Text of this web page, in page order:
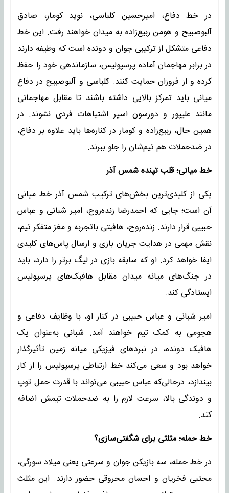
در خط دفاع، امیرحسین کلباسی، نوید کومار، صادق
آلبوصبیح و هومن ربیع‌زاده به میدان خواهند رفت. این خط
دفاعی متشکل از ترکیبی جوان و دونده است که وظیفه دارند
در برابر مهاجمان آماده پرسپولیس، سازماندهی خود را حفظ
کرده و از فروزان حمایت کنند. کلباسی و آلبوصبیح در دفاع
میانی باید تمرکز بالایی داشته باشند تا مقابل مهاجمانی
مانند علیپور و دورسون اسیر اشتباهات فردی نشوند. در
همین حال، ربیع‌زاده و کومار در کناره‌ها باید علاوه بر دفاع،
در ضدحملات هم تیم‌شان را جلو ببرند.
خط میانی؛ قلب تپنده شمس آذر
یکی از کلیدی‌ترین بخش‌های ترکیب شمس آذر خط میانی
آن است؛ جایی که احمدرضا زنده‌روح، امیر شبانی و عباس
حبیبی قرار دارند. زنده‌روح، هافبتی باتجربه و مغز متفکر تیم،
نقش مهمی در هدایت جریان بازی و ارسال پاس‌های کلیدی
ایفا خواهد کرد. او که سابقه بازی در لیگ برتر را دارد، باید
در جنگ‌های میانه میدان مقابل هافبک‌های پرسپولیس
ایستادگی کند.
امیر شبانی و عباس حبیبی در کنار او، با وظایف دفاعی و
هجومی به کمک تیم خواهند آمد. شبانی به‌عنوان یک
هافبک دونده، در نبردهای فیزیکی میانه زمین تأثیرگذار
خواهد بود و سعی می‌کند خط ارتباطی پرسپولیس را از کار
بیندازد، درحالی‌که عباس حبیبی می‌تواند با قدرت حمل توپ
و دوندگی بالا، سرعت لازم را به ضدحملات تیمش اضافه
کند.
خط حمله؛ مثلثی برای شگفتی‌سازی؟
در خط حمله، سه بازیکن جوان و سرعتی یعنی میلاد سورگی،
مجتبی فخریان و احسان محروقی حضور دارند. این مثلث